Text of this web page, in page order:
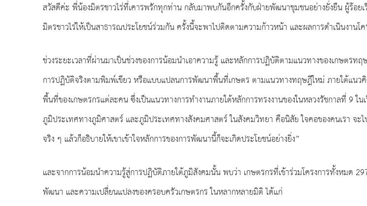
สวัสดีค่ะ พี่น้องมิตรชาวไร่ที่เคารพรักทุกท่าน กลับมาพบกันอีกครั้งกับฝ่ายพัฒนาชุมชนอย่างยั่งยืน ผู้ร้อย
มิตรชาวไร่ให้เป็นสาธารณประโยชน์ร่วมกัน ครั้งนี้จะพาไปติดตามความก้าวหน้า และผลการดำเนินงาน
ช่วงระยะเวลาที่ผ่านมาเป็นช่วงของการน้อมนำเอาความรู้ และหลักการปฏิบัติตามแนวทางของเกษตร
การปฏิบัติจริงตามพิมพ์เขียว หรือแบบแปลนการพัฒนาพื้นที่เกษตร ตามแนวทางทฤษฎีใหม่ ภายใต้แน
พื้นที่ของเกษตรกรแต่ละคน ซึ่งเป็นแนวทางการทำงานภายใต้หลักการทรงงานของในหลวงรัชกาลที่ 9
ภูมิประเทศทางภูมิศาสตร์ และภูมิประเทศทางสังคมศาสตร์ ในสังคมวิทยา คือนิสัย ใจคอของคนเรา จะ
จริง ๆ แล้วก็อธิบายให้เขาเข้าใจหลักการของการพัฒนานี้ก็จะเกิดประโยชน์อย่างยิ่ง”
และจากการน้อมนำความรู้สู่การปฏิบัติภายใต้ภูมิสังคมนั้น พบว่า เกษตรกรที่เข้าร่วมโครงการทั้งหมด
พัฒนา และความเปลี่ยนแปลงของครอบครัวเกษตรกร ในหลากหลายมิติ ได้แก่